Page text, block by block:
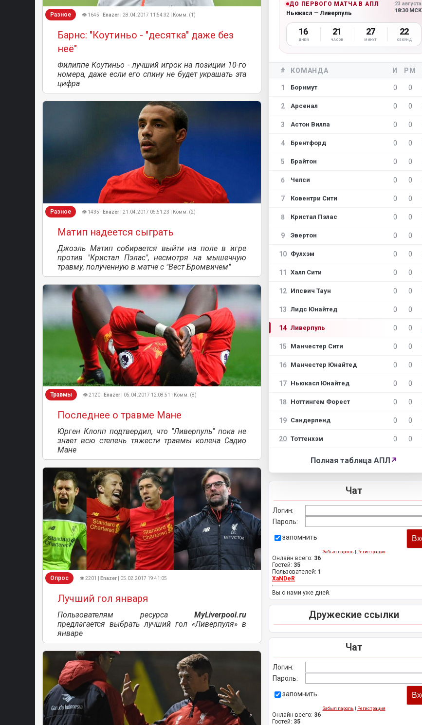
Разное 👁 1645 | Enazer | 28.04.2017 11:54:32 | Комм. (1)
Барнс: "Коутиньо - "десятка" даже без
неё"
Филиппе Коутиньо - лучший игрок на позиции 10-го
номера, даже если его спину не будет украшать эта
цифра
Разное 👁 1435 | Enazer | 21.04.2017 05:51:23 | Комм. (2)
Матип надеется сыграть
Джоэль Матип собирается выйти на поле в игре
против "Кристал Пэлас", несмотря на мышечную
травму, полученную в матче с "Вест Бромвичем"
Травмы 👁 2120 | Enazer | 05.04.2017 12:08:51 | Комм. (8)
Последнее о травме Мане
Юрген Клопп подтвердил, что "Ливерпуль" пока не
знает всю степень тяжести травмы колена Садио
Мане
Опрос 👁 2201 | Enazer | 05.02.2017 19:41:05
Лучший гол января
Пользователям ресурса MyLiverpool.ru
предлагается выбрать лучший гол «Ливерпуля» в
январе
ДО ПЕРВОГО МАТЧА В АПЛ
Ньюкасл — Ливерпуль
23 августа
18:30 МСК
16
ДНЕЙ
21
ЧАСОВ
27
МИНУТ
20
СЕКУНД
# КОМАНДА И РМ
1 Борнмут 0 0
2 Арсенал 0 0
3 Астон Вилла 0 0
4 Брентфорд 0 0
5 Брайтон 0 0
6 Челси 0 0
7 Ковентри Сити 0 0
8 Кристал Пэлас 0 0
9 Эвертон 0 0
10 Фулхэм 0 0
11 Халл Сити 0 0
12 Ипсвич Таун 0 0
13 Лидс Юнайтед 0 0
14 Ливерпуль 0 0
15 Манчестер Сити 0 0
16 Манчестер Юнайтед 0 0
17 Ньюкасл Юнайтед 0 0
18 Ноттингем Форест 0 0
19 Сандерленд 0 0
20 Тоттенхэм 0 0
Полная таблица АПЛ ↗
Чат
Логин:
Пароль:
запомнить
Забыл пароль | Регистрация
Онлайн всего: 36
Гостей: 35
Пользователей: 1
XaNDeR
Вы с нами уже дней.
Дружеские ссылки
Чат
Логин:
Пароль:
запомнить
Забыл пароль | Регистрация
Онлайн всего: 36
Гостей: 35